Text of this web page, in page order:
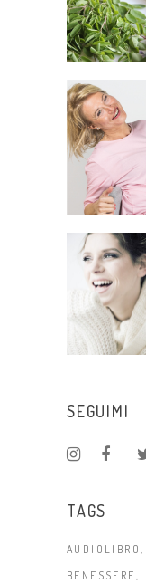
SEGUIMI
TAGS
AUDIOLIBRO
BENESSERE